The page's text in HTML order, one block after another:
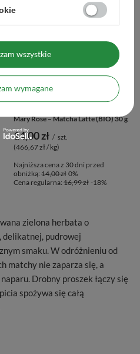
Mary Rose – Matcha Latte (BIO) 30 g
14,00 zł / szt.
(466,67 zł / kg)
Najniższa cena z 30 dni przed
obniżką: 14,00 zł 0%
Cena regularna: 16,99 zł -18%
zielona herbata o
delikatnej, pudrowej
smaku. W odróżnieniu od
matchy nie zaparza się, a
Drobny proszek łączy się
spożywa się całą
wymagane
wszystkie